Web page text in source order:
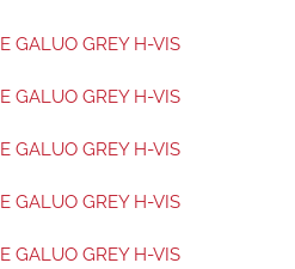
GALUO GREY H-VIS
GALUO GREY H-VIS
GALUO GREY H-VIS
GALUO GREY H-VIS
GALUO GREY H-VIS